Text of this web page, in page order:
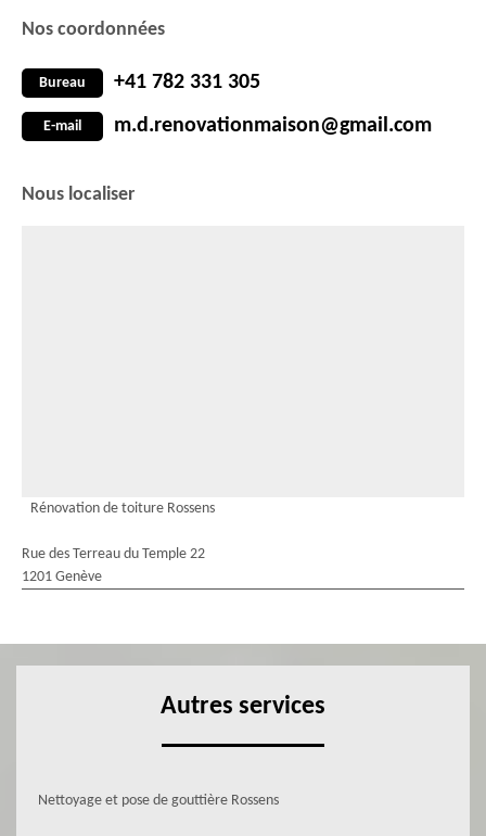
Nos coordonnées
Bureau +41 782 331 305
E-mail m.d.renovationmaison@gmail.com
Nous localiser
Rénovation de toiture Rossens
Rue des Terreau du Temple 22
1201 Genève
Autres services
Nettoyage et pose de gouttière Rossens